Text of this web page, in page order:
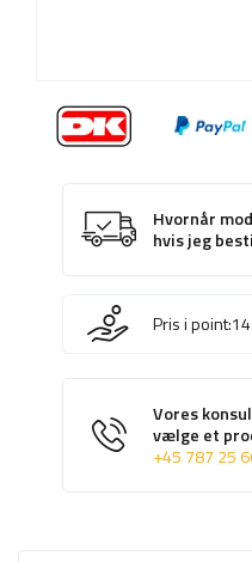
Hvornår
hvis jeg
Pris i point:
Vores
vælge et
+45 787 25